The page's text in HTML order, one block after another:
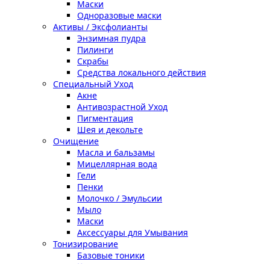
Маски
Одноразовые маски
Активы / Эксфолианты
Энзимная пудра
Пилинги
Скрабы
Средства локального действия
Специальный Уход
Акне
Антивозрастной Уход
Пигментация
Шея и декольте
Очищение
Масла и бальзамы
Мицеллярная вода
Гели
Пенки
Молочко / Эмульсии
Мыло
Маски
Аксессуары для Умывания
Тонизирование
Базовые тоники